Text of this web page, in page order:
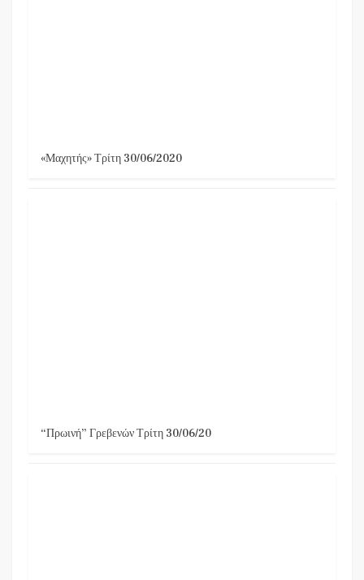
«Μαχητής» Τρίτη 30/06/2020
“Πρωινή” Γρεβενών Τρίτη 30/06/20